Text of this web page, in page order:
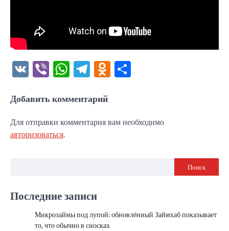
VK ViberWhatsApp
Telegram
Odnoklassniki
Добавить комментарий
Для отправки комментария вам необходимо
авторизоваться.
Поиск
Последние записи
Микрозаймы под лупой: обновлённый Займхаб показывает
то, что обычно в сносках